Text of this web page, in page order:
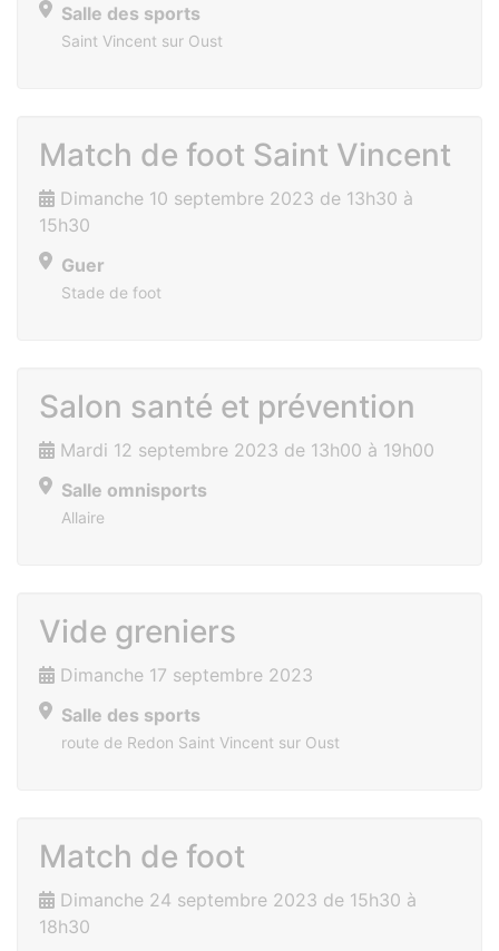
Salle des sports
Saint Vincent sur Oust
Match de foot Saint Vincent
Dimanche 10 septembre 2023 de 13h30 à
15h30
Guer
Stade de foot
Salon santé et prévention
Mardi 12 septembre 2023 de 13h00 à 19h00
Salle omnisports
Allaire
Vide greniers
Dimanche 17 septembre 2023
Salle des sports
route de Redon Saint Vincent sur Oust
Match de foot
Dimanche 24 septembre 2023 de 15h30 à
18h30